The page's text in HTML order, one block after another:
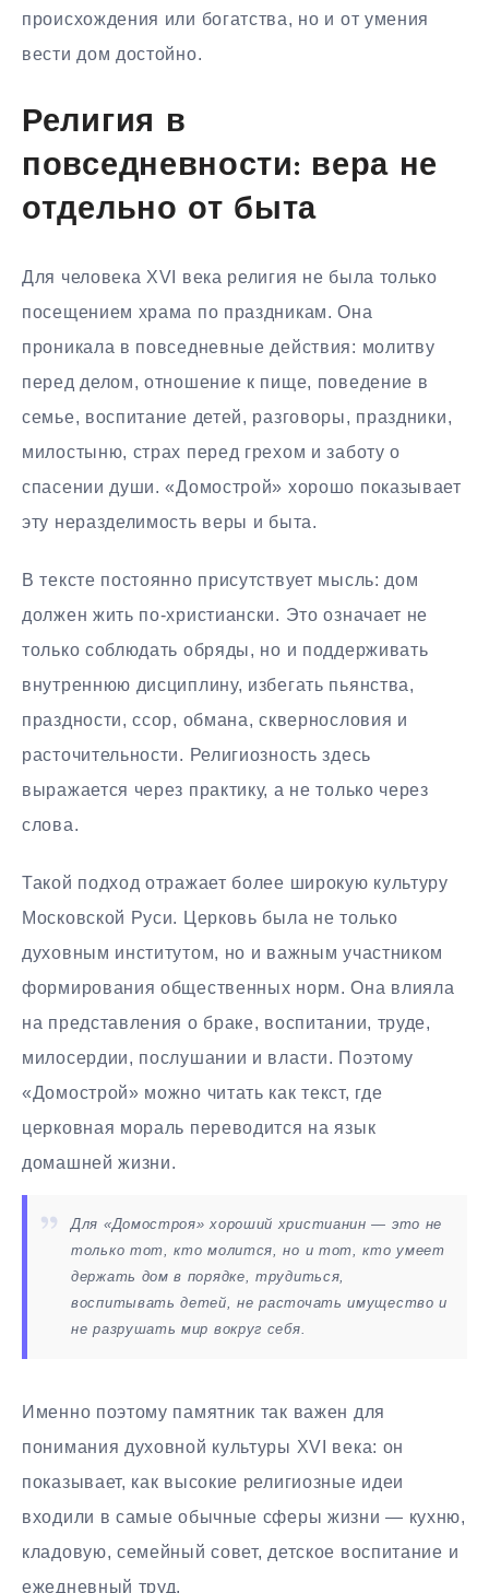
происхождения или богатства, но и от умения
вести дом достойно.
Религия в
повседневности: вера не
отдельно от быта
Для человека XVI века религия не была только
посещением храма по праздникам. Она
проникала в повседневные действия: молитву
перед делом, отношение к пище, поведение в
семье, воспитание детей, разговоры, праздники,
милостыню, страх перед грехом и заботу о
спасении души. «Домострой» хорошо показывает
эту неразделимость веры и быта.
В тексте постоянно присутствует мысль: дом
должен жить по-христиански. Это означает не
только соблюдать обряды, но и поддерживать
внутреннюю дисциплину, избегать пьянства,
праздности, ссор, обмана, сквернословия и
расточительности. Религиозность здесь
выражается через практику, а не только через
слова.
Такой подход отражает более широкую культуру
Московской Руси. Церковь была не только
духовным институтом, но и важным участником
формирования общественных норм. Она влияла
на представления о браке, воспитании, труде,
милосердии, послушании и власти. Поэтому
«Домострой» можно читать как текст, где
церковная мораль переводится на язык
домашней жизни.
Для «Домостроя» хороший христианин — это не
только тот, кто молится, но и тот, кто умеет
держать дом в порядке, трудиться,
воспитывать детей, не расточать имущество и
не разрушать мир вокруг себя.
Именно поэтому памятник так важен для
понимания духовной культуры XVI века: он
показывает, как высокие религиозные идеи
входили в самые обычные сферы жизни — кухню,
кладовую, семейный совет, детское воспитание и
ежедневный труд.